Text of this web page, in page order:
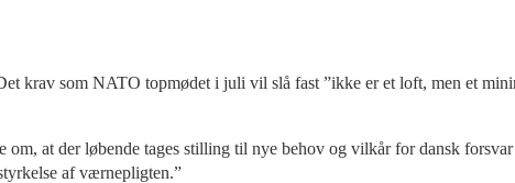
krav som NATO topmødet i juli vil slå fast ”ikke er et loft, men et
at der løbende tages stilling til nye behov og vilkår for dansk
af værnepligten.”